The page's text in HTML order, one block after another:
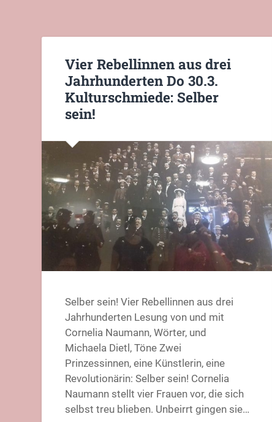
Vier Rebellinnen aus drei
Jahrhunderten Do 30.3.
Kulturschmiede: Selber
sein!
Selber sein! Vier Rebellinnen aus drei
Jahrhunderten Lesung von und mit
Cornelia Naumann, Wörter, und
Michaela Dietl, Töne Zwei
Prinzessinnen, eine Künstlerin, eine
Revolutionärin: Selber sein! Cornelia
Naumann stellt vier Frauen vor, die sich
selbst treu blieben. Unbeirrt gingen sie…